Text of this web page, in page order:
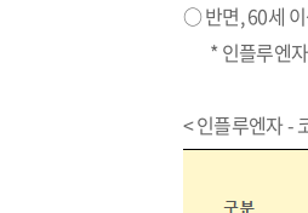
○ 반면, 60세 이
* 인플루엔자
< 인플루엔자 -